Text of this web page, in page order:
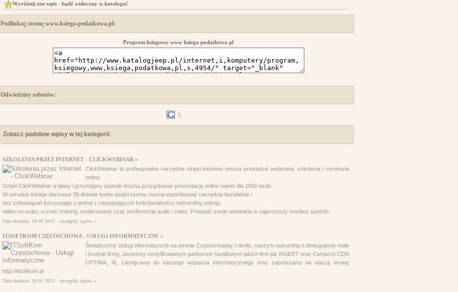
Wyróżnij ten wpis - bądź widoczny w katalogu!
Podlinkuj stronę www.ksiega-podatkowa.pl:
Program księgowy www ksiega podatkowa pl
Odwiedziny robotów:
3
Zobacz podobne wpisy w tej kategorii:
SZKOLENIA PRZEZ INTERNET - CLICKWEBINAR »
ClickWebinar to profesjonalne narzędzie dzięki któremu można prowadzić webinaria, szkolenia i seminaria
online.
Dzięki ClickWebinar w łatwy i przystępny sposób można przygotować prezentację online nawet dla 1000 osób.
W serwisie istnieje darmowe 30-dniowe konto dzięki czemu można wypróbować narzędzie bezpłatnie i
bez zobowiązań korzystając z jednej z następujących funkcjonalności: rebranding pokoju,
video recorder, screen sharing, moderowany czat, konferencja audio i video. Prowadź swoje webinaria w najprostszy możliwy sposób.
Data dodania: 18 09 2012 · szczegóły wpisu »
ITSOFTKOM CZĘSTOCHOWA - USŁUGI INFORMATYCZNE »
Świadczymy Usługi informatyczne na terenie Częstochoway i okolic, naszym outcorting it obsługujemy małe
i średnie firmy, Jesteśmy certyfikowanym partnerem handlowym takich firm jak INSERT oraz Comarch CDN
OPTIMA, XL zachęcamy do naszego wsparcia informatycznego oraz zapraszamy na naszą stronę
http://itsoftkom.pl
Data dodania: 10 01 2013 · szczegóły wpisu »